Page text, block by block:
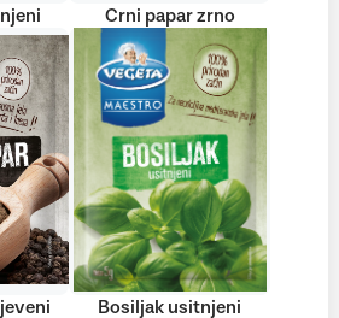
Crni papar zrno
Bosiljak usitnjeni